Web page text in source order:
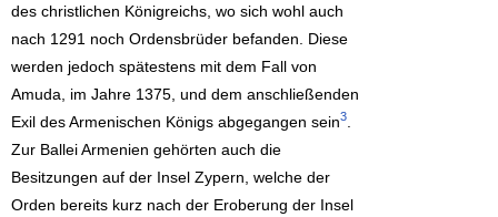
des christlichen Königreichs, wo sich wohl auch
nach 1291 noch Ordensbrüder befanden. Diese
werden jedoch spätestens mit dem Fall von
Amuda, im Jahre 1375, und dem anschließenden
Exil des Armenischen Königs abgegangen sein3
Zur Ballei Armenien gehörten auch die
Besitzungen auf der Insel Zypern, welche der
Orden bereits kurz nach der Eroberung der Insel